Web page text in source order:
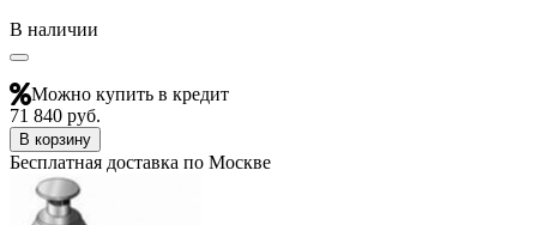
В наличии
Можно купить в кредит
71 840 руб.
В корзину
Бесплатная доставка по Москве